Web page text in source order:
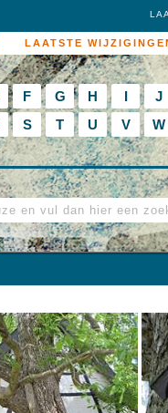
LAATSTE
F G H I J
S T U V W